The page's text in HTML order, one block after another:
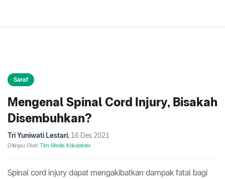
Saraf
Mengenal Spinal Cord Injury, Bisakah
Disembuhkan?
Tri Yuniwati Lestari, 16 Des 2021
Ditinjau Oleh Tim Medis Klikdokter
Spinal cord injury dapat mengakibatkan dampak fatal bagi